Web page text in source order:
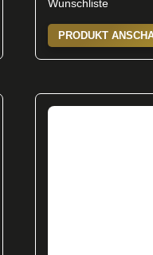
Wunschliste
PRODUKT